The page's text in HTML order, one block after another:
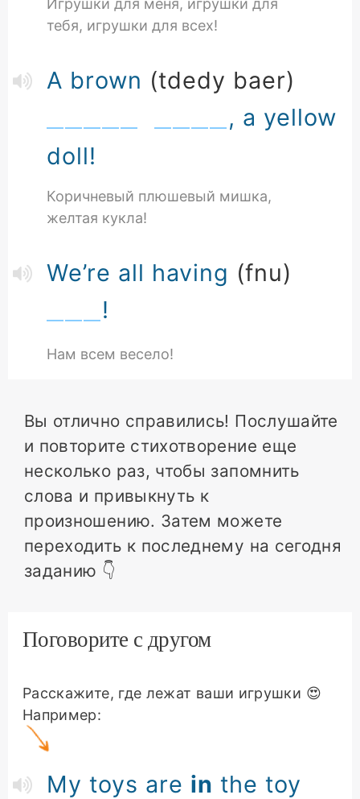
Игрушки для меня, игрушки для
тебя, игрушки для всех!
A brown (tdedy baer)
, a yellow
doll!
Коричневый плюшевый мишка,
желтая кукла!
We’re all having (fnu)
!
Нам всем весело!
Вы отлично справились! Послушайте
и повторите стихотворение еще
несколько раз, чтобы запомнить
слова и привыкнуть к
произношению. Затем можете
переходить к последнему на сегодня
заданию 👇
Поговорите с другом
Расскажите, где лежат ваши игрушки 😍
Например:
My toys are in the toy